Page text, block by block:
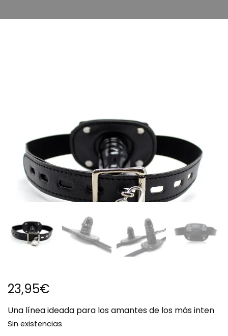
23,95€
Una línea ideada para los amantes de los más inten
Sin existencias